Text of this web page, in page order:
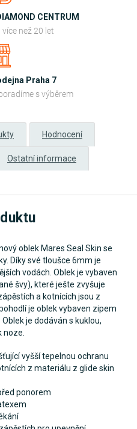
CENTRUM
než 20 let
Praha 7
s výběrem
Hodnocení
Ostatní informace
oblek Mares Seal Skin se
Díky své tloušce 6mm je
vodách. Oblek je vybaven
švy), které ješte zvyšuje
a kotnících jsou z
je oblek vybaven zipem
je dodáván s kuklou,
noze.
vyšší tepelnou ochranu
z materiálu z glide skin
ponorem